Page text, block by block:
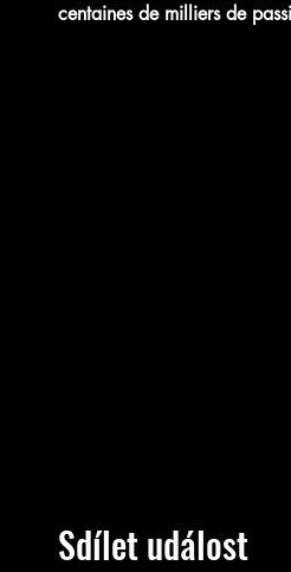
centaines de milliers de
Sdílet událost